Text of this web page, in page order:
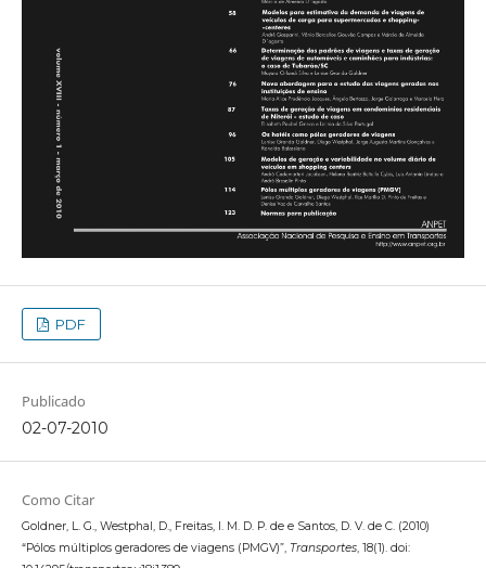
PDF
Publicado
02-07-2010
Como Citar
Goldner, L. G., Westphal, D., Freitas, I. M. D. P. de e Santos, D. V. de C. (2010)
“Pólos múltiplos geradores de viagens (PMGV)”, Transportes, 18(1). doi: